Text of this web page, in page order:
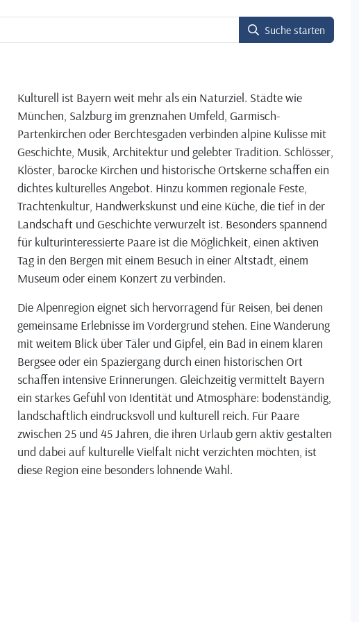
Suche starten
Kulturell ist Bayern weit mehr als ein Naturziel. Städte wie
München, Salzburg im grenznahen Umfeld, Garmisch-
Partenkirchen oder Berchtesgaden verbinden alpine Kulisse mit
Geschichte, Musik, Architektur und gelebter Tradition. Schlösser,
Klöster, barocke Kirchen und historische Ortskerne schaffen ein
dichtes kulturelles Angebot. Hinzu kommen regionale Feste,
Trachtenkultur, Handwerkskunst und eine Küche, die tief in der
Landschaft und Geschichte verwurzelt ist. Besonders spannend
für kulturinteressierte Paare ist die Möglichkeit, einen aktiven
Tag in den Bergen mit einem Besuch in einer Altstadt, einem
Museum oder einem Konzert zu verbinden.
Die Alpenregion eignet sich hervorragend für Reisen, bei denen
gemeinsame Erlebnisse im Vordergrund stehen. Eine Wanderung
mit weitem Blick über Täler und Gipfel, ein Bad in einem klaren
Bergsee oder ein Spaziergang durch einen historischen Ort
schaffen intensive Erinnerungen. Gleichzeitig vermittelt Bayern
ein starkes Gefühl von Identität und Atmosphäre: bodenständig,
landschaftlich eindrucksvoll und kulturell reich. Für Paare
zwischen 25 und 45 Jahren, die ihren Urlaub gern aktiv gestalten
und dabei auf kulturelle Vielfalt nicht verzichten möchten, ist
diese Region eine besonders lohnende Wahl.